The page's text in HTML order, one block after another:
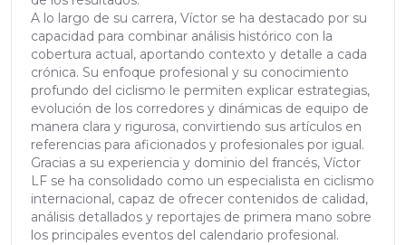
A lo largo de su carrera, Víctor se ha destacado por su
capacidad para combinar análisis histórico con la
cobertura actual, aportando contexto y detalle a cada
crónica. Su enfoque profesional y su conocimiento
profundo del ciclismo le permiten explicar estrategias,
evolución de los corredores y dinámicas de equipo de
manera clara y rigurosa, convirtiendo sus artículos en
referencias para aficionados y profesionales por igual.
Gracias a su experiencia y dominio del francés, Víctor
LF se ha consolidado como un especialista en ciclismo
internacional, capaz de ofrecer contenidos de calidad,
análisis detallados y reportajes de primera mano sobre
los principales eventos del calendario profesional.